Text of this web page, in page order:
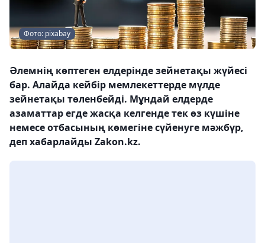
Фото: pixabay
Әлемнің көптеген елдерінде зейнетақы жүйесі
бар. Алайда кейбір мемлекеттерде мүлде
зейнетақы төленбейді. Мұндай елдерде
азаматтар егде жасқа келгенде тек өз күшіне
немесе отбасының көмегіне сүйенуге мәжбүр,
деп хабарлайды Zakon.kz.